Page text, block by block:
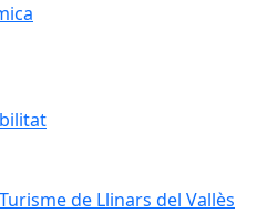
de Llinars del Vallès